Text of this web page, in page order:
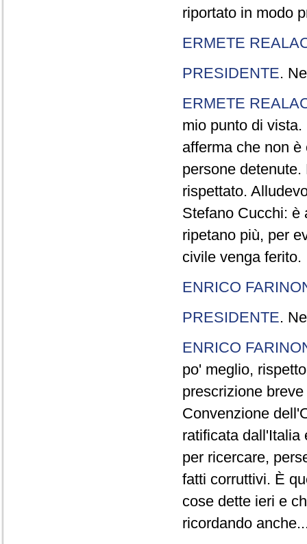
riportato in modo
ERMETE
PRESIDENTE.
ERMETE
mio punto di
afferma che non
persone
rispettato.
Stefano Cucchi: è
ripetano più, per
civile venga ferito.
ENRICO
PRESIDENTE.
ENRICO
po' meglio,
prescrizione
Convenzione
ratificata dall'Italia
per ricercare,
fatti corruttivi. È
cose dette ieri e
ricordando